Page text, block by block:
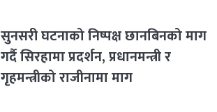
सुनसरी घटनाको निष्पक्ष छानबिनको माग
गर्दै सिरहामा प्रदर्शन, प्रधानमन्त्री र
गृहमन्त्रीको राजीनामा माग